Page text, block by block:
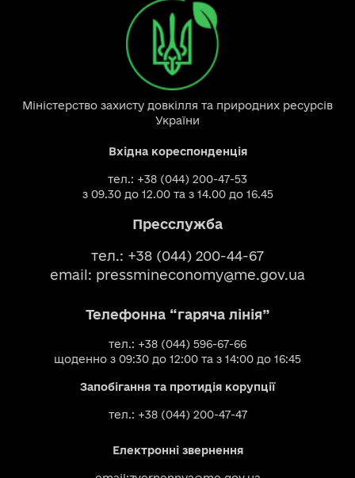
Міністерство захисту довкілля та природних ресурсів
України
Вхідна кореспонденція
тел.: +38 (044) 200-47-53
з 09.30 до 12.00 та з 14.00 до 16.45
Пресслужба
тел.: +38 (044) 200-44-67
email: pressmineconomy@me.gov.ua
Телефонна “гаряча лінія”
тел.: +38 (044) 596-67-66
щоденно з 09:30 до 12:00 та з 14:00 до 16:45
Запобігання та протидія корупції
тел.: +38 (044) 200-47-47
Електронні звернення